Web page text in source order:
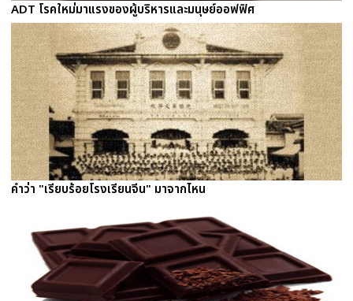
ADT โรคใหม่มาแรงของผู้บริหารและมนุษย์ออฟฟิศ
คำว่า "เรียบร้อยโรงเรียนจีน" มาจากไหน